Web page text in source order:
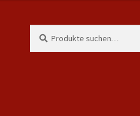
nach: